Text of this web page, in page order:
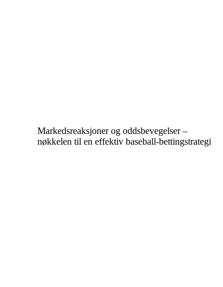
Markedsreaksjoner og oddsbevegelser –
nøkkelen til en effektiv baseball-bettingstrategi